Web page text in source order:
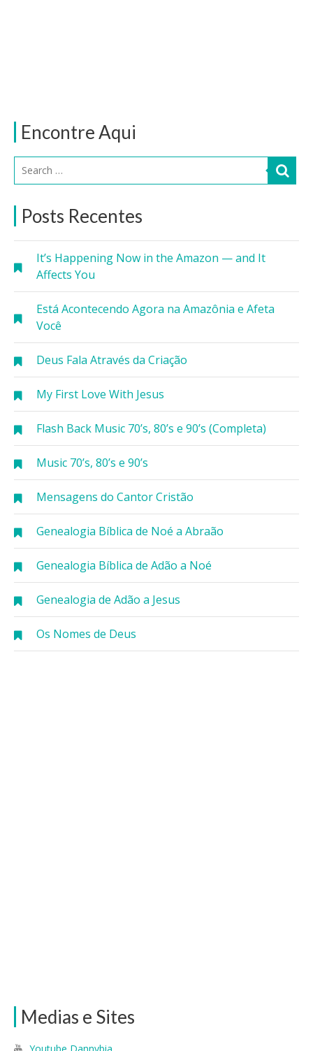
Encontre Aqui
Posts Recentes
It’s Happening Now in the Amazon — and It
Affects You
Está Acontecendo Agora na Amazônia e Afeta
Você
Deus Fala Através da Criação
My First Love With Jesus
Flash Back Music 70’s, 80’s e 90’s (Completa)
Music 70’s, 80’s e 90’s
Mensagens do Cantor Cristão
Genealogia Bíblica de Noé a Abraão
Genealogia Bíblica de Adão a Noé
Genealogia de Adão a Jesus
Os Nomes de Deus
Medias e Sites